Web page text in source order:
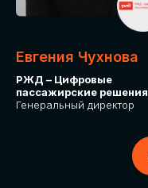
Евгения Чухнова
РЖД – Цифровые
пассажирские решения
Генеральный директор